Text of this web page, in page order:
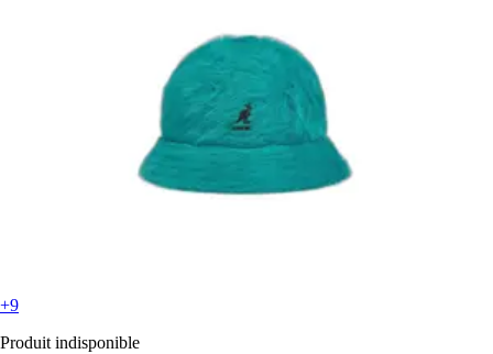
+9
Produit indisponible